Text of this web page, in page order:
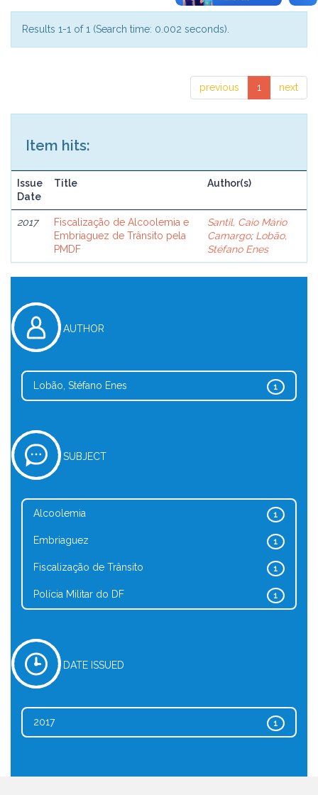
Results 1-1 of 1 (Search time: 0.002 seconds).
previous 1 next
Item hits:
Issue
Date
Title Author(s)
2017
Fiscalização de Alcoolemia e
Embriaguez de Trânsito pela
PMDF
Santil, Caio Mário
Camargo; Lobão,
Stéfano Enes
AUTHOR
1
Lobão, Stéfano Enes
SUBJECT
1
Alcoolemia
1
Embriaguez
1
Fiscalização de Trânsito
1
Polícia Militar do DF
DATE ISSUED
1
2017